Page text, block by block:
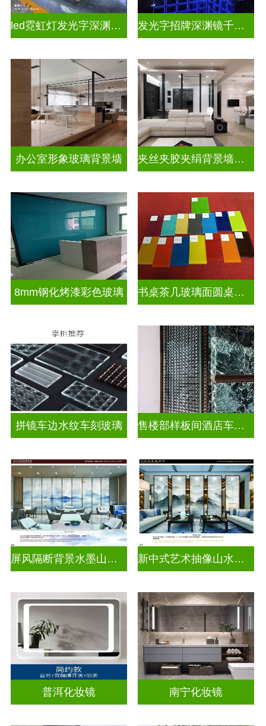
led霓虹灯发光字深渊镜千层镜 发光字招牌深渊镜千层镜
办公室形象玻璃背景墙 夹丝夹胶夹绢背景墙玻璃
8mm钢化烤漆彩色玻璃 书桌茶几玻璃面圆桌面钢化烤漆彩色玻璃
拼镜车边水纹车刻玻璃 售楼部样板间酒店车刻玻璃
屏风隔断背景水墨山水画玻璃 新中式艺术抽像山水画玻璃
普洱化妆镜 南宁化妆镜